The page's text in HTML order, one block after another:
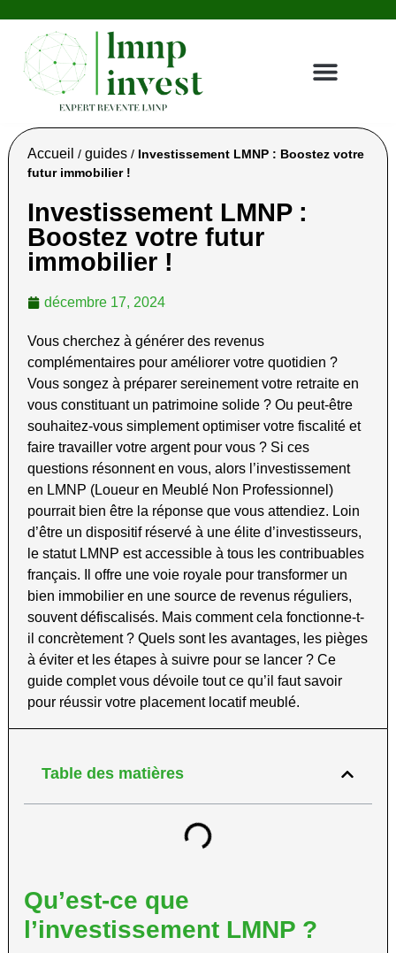
Accueil /guides / Investissement LMNP : Boostez votre
futur immobilier !
Investissement LMNP :
Boostez votre futur
immobilier !
décembre 17, 2024
Vous cherchez à générer des revenus
complémentaires pour améliorer votre quotidien ?
Vous songez à préparer sereinement votre retraite en
vous constituant un patrimoine solide ? Ou peut-être
souhaitez-vous simplement optimiser votre fiscalité et
faire travailler votre argent pour vous ? Si ces
questions résonnent en vous, alors l’investissement
en LMNP (Loueur en Meublé Non Professionnel)
pourrait bien être la réponse que vous attendiez. Loin
d’être un dispositif réservé à une élite d’investisseurs,
le statut LMNP est accessible à tous les contribuables
français. Il offre une voie royale pour transformer un
bien immobilier en une source de revenus réguliers,
souvent défiscalisés. Mais comment cela fonctionne-t-
il concrètement ? Quels sont les avantages, les pièges
à éviter et les étapes à suivre pour se lancer ? Ce
guide complet vous dévoile tout ce qu’il faut savoir
pour réussir votre placement locatif meublé.
Table des matières
Qu’est-ce que
l’investissement LMNP ?